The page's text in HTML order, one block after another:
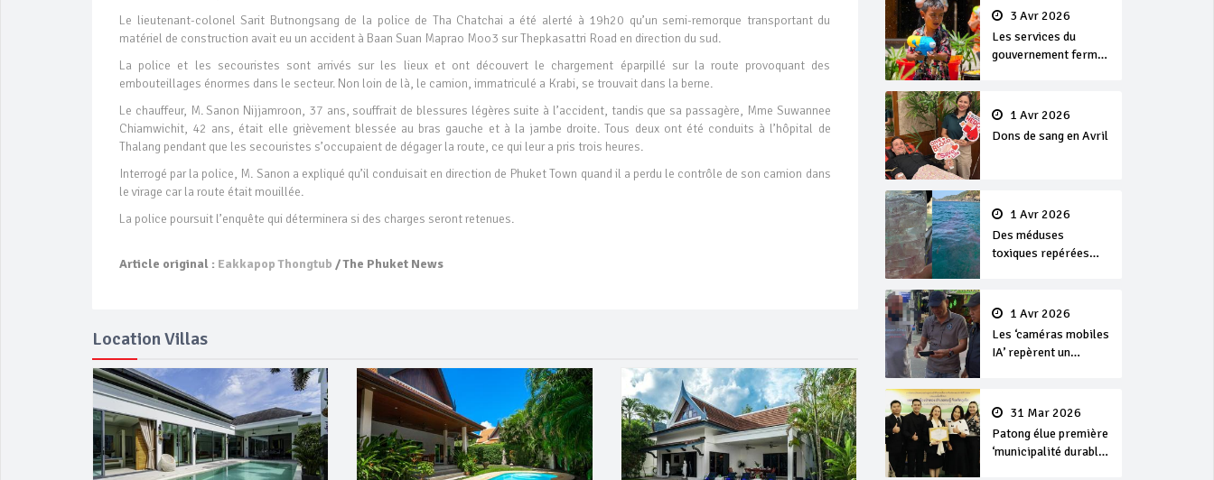
Le lieutenant-colonel Sarit Butnongsang de la police de Tha Chatchai a été alerté à 19h20 qu’un semi-remorque transportant du
matériel de construction avait eu un accident à Baan Suan Maprao Moo3 sur Thepkasattri Road en direction du sud.
La police et les secouristes sont arrivés sur les lieux et ont découvert le chargement éparpillé sur la route provoquant des
embouteillages énormes dans le secteur. Non loin de là, le camion, immatriculé a Krabi, se trouvait dans la berne.
Le chauffeur, M. Sanon Nijjamroon, 37 ans, souffrait de blessures légères suite à l’accident, tandis que sa passagère, Mme Suwannee
Chiamwichit, 42 ans, était elle grièvement blessée au bras gauche et à la jambe droite. Tous deux ont été conduits à l’hôpital de
Thalang pendant que les secouristes s’occupaient de dégager la route, ce qui leur a pris trois heures.
Interrogé par la police, M. Sanon a expliqué qu’il conduisait en direction de Phuket Town quand il a perdu le contrôle de son camion dans
le virage car la route était mouillée.
La police poursuit l’enquête qui déterminera si des charges seront retenues.
Article original : Eakkapop Thongtub / The Phuket News
3 Avr 2026
Les services du
gouvernement fermés
Songkran
1 Avr 2026
Dons de sang en Avril
1 Avr 2026
Des méduses
toxiques repérées
1 Avr 2026
Les ‘caméras mobiles
IA’ repèrent un
séjour31 Mar 2026
Patong élue première
‘municipalité durable’
Location Villas